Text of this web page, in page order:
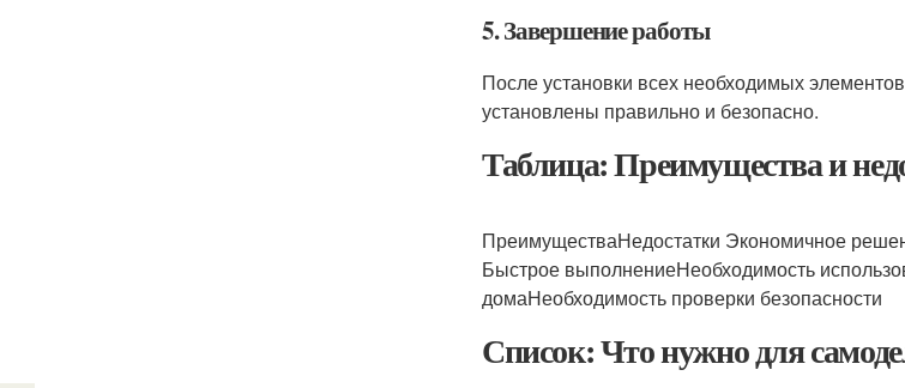
5. Завершение работы
После установки всех необходимых
установлены правильно и безопасно.
Таблица: Преимущества и
ПреимуществаНедостатки Экономичное
Быстрое выполнениеНеобходимость
домаНеобходимость проверки безопасности
Список: Что нужно для